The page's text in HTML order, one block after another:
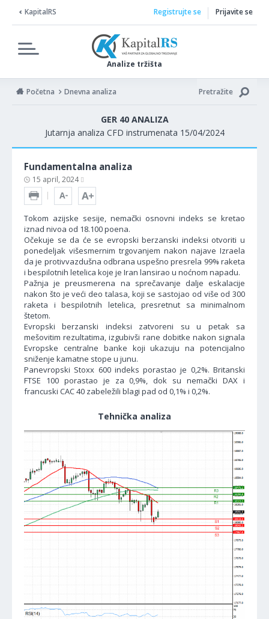
KapitalRS
Analize tržišta
Registrujte se Prijavite se
Početna Dnevna analiza Pretražite
GER 40 ANALIZA
Jutarnja analiza CFD instrumenata 15/04/2024
Fundamentalna analiza
15 april, 2024
Tokom azijske sesije, nemački osnovni indeks se kretao
iznad nivoa od 18.100 poena.
Očekuje se da će se evropski berzanski indeksi otvoriti u
ponedeljak višesmernim trgovanjem nakon najave Izraela
da je protivvazdušna odbrana uspešno presrela 99% raketa
i bespilotnih letelica koje je Iran lansirao u noćnom napadu.
Pažnja je preusmerena na sprečavanje dalje eskalacije
nakon što je veći deo talasa, koji se sastojao od više od 300
raketa i bespilotnih letelica, presretnut sa minimalnom
štetom.
Evropski berzanski indeksi zatvoreni su u petak sa
mešovitim rezultatima, izgubivši rane dobitke nakon signala
Evropske centralne banke koji ukazuju na potencijalno
sniženje kamatne stope u junu.
Panevropski Stoxx 600 indeks porastao je 0,2%. Britanski
FTSE 100 porastao je za 0,9%, dok su nemački DAX i
francuski CAC 40 zabeležili blagi pad od 0,1% i 0,2%.
Tehnička analiza